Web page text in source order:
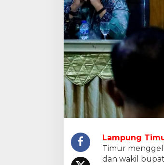
u
t
s
a
n
Lampung
Timur
dan wakil